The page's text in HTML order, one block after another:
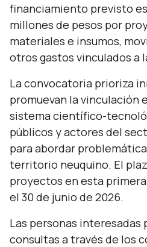
financiamiento previsto
millones de pesos por
materiales e insumos,
otros gastos vinculados a
La convocatoria prioriza
promuevan la vinculación
sistema científico-
públicos y actores del
para abordar
territorio neuquino. El
proyectos en esta
el 30 de junio de 2026.
Las personas interesadas
consultas a través de los